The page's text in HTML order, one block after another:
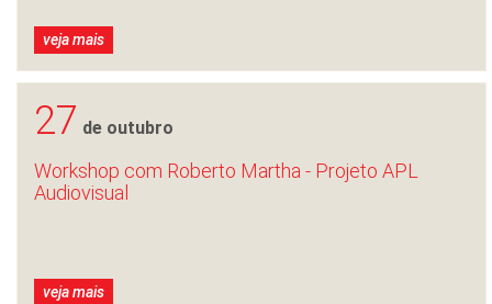
veja mais
27 de outubro
Workshop com Roberto Martha - Projeto APL
Audiovisual
veja mais